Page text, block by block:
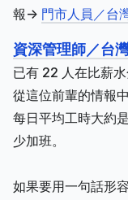
報-> 門市人員／台
資深管理師／台
已有 22 人在比薪
從這位前輩的情報
每日平均工時大約
少加班。
如果要用一句話形